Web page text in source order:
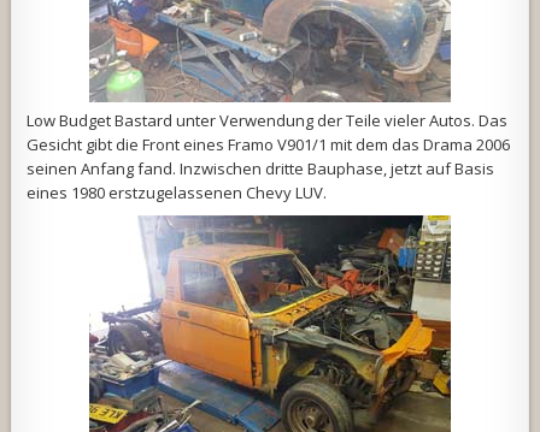
Low Budget Bastard unter Verwendung der Teile vieler Autos. Das
Gesicht gibt die Front eines Framo V901/1 mit dem das Drama 2006
seinen Anfang fand. Inzwischen dritte Bauphase, jetzt auf Basis
eines 1980 erstzugelassenen Chevy LUV.